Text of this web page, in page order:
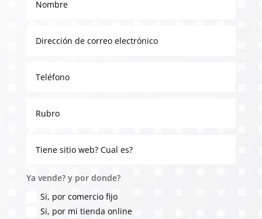
Ya vende? y por donde?
Si, por comercio fijo
Si, por mi tienda online